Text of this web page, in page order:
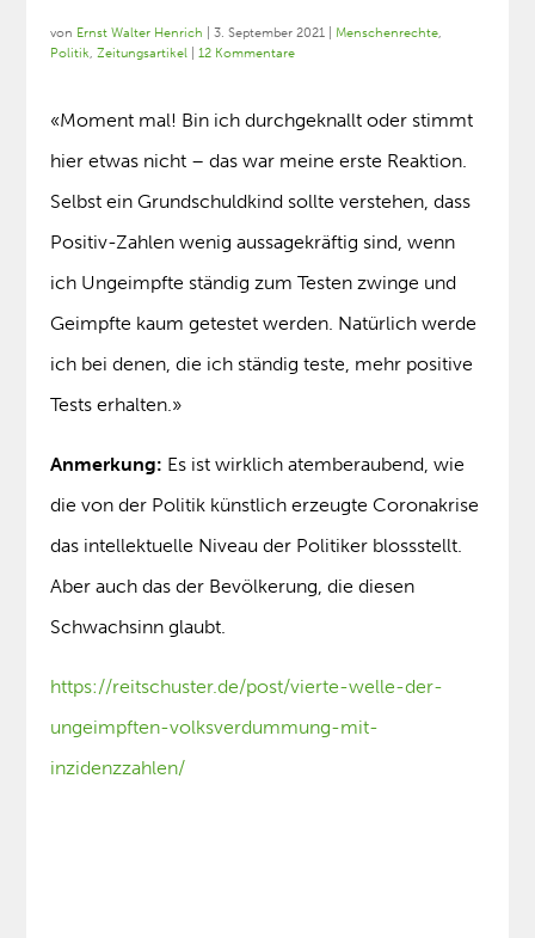
von Ernst Walter Henrich |3. September 2021 Menschenrechte,
Politik,Zeitungsartikel |12 Kommentare
«Moment mal! Bin ich durchgeknallt oder stimmt
hier etwas nicht – das war meine erste Reaktion.
Selbst ein Grundschuldkind sollte verstehen, dass
Positiv-Zahlen wenig aussagekräftig sind, wenn
ich Ungeimpfte ständig zum Testen zwinge und
Geimpfte kaum getestet werden. Natürlich werde
ich bei denen, die ich ständig teste, mehr positive
Tests erhalten.»
Anmerkung: Es ist wirklich atemberaubend, wie
die von der Politik künstlich erzeugte Coronakrise
das intellektuelle Niveau der Politiker blossstellt.
Aber auch das der Bevölkerung, die diesen
Schwachsinn glaubt.
https://reitschuster.de/post/vierte-welle-der-
ungeimpften-volksverdummung-mit-
inzidenzzahlen/